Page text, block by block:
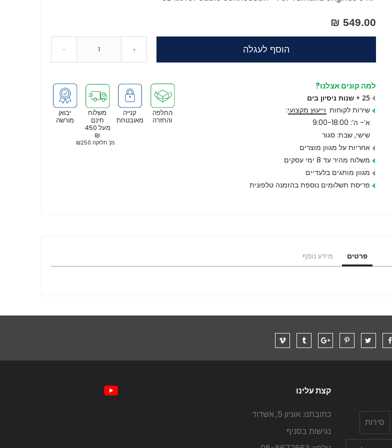
549.00 ₪
- + הוסף לעגלה
יבואן
מורשה
משלוח
חינם
מעל 450
₪
נק’ חלוקה ₪250
קנייה
מאובטחת
החלפה
והחזרה
למה קונים אצלנו?
25 + שנות ניסיון בים
שירות לקוחות וייעוץ מקצועי:
א’- ה’: 9:00-18:00
שישי, שבת: סגור
אחריות על מגוון מוצרים
משלוח מהיר עד 8 ימי עסקים
מגוון מותגים בלעדיים
פריסת תשלומים נוספת בהזמנה טלפונית
פרטים מידע נוסף
סירות
קצת עלינו
כתובתנו: אוניון 5, אשדוד
נגישות בסניף